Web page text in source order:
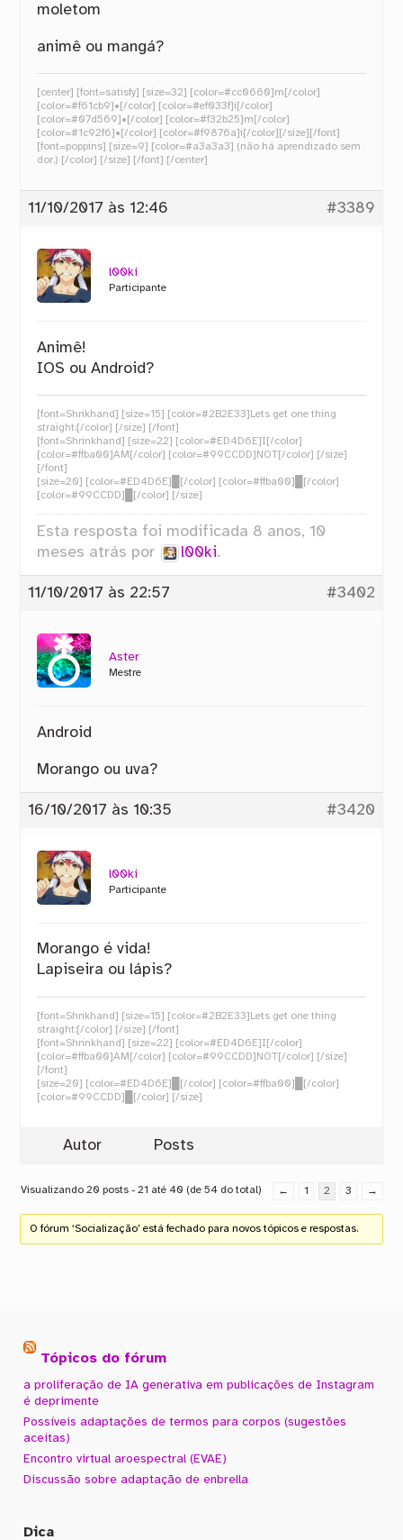
moletom
animê ou mangá?
[center] [font=satisfy] [size=32] [color=#cc0660]m[/color]
[color=#f61cb9]•[/color] [color=#ef033f]i[/color]
[color=#07d569]•[/color] [color=#f32b25]m[/color]
[color=#1c92f6]•[/color] [color=#f9876a]i[/color][/size][/font]
[font=poppins] [size=9] [color=#a3a3a3] (não há aprendizado sem
dor.) [/color] [/size] [/font] [/center]
11/10/2017 às 12:46 #3389
l00ki
Participante
Animê!
IOS ou Android?
[font=Shrikhand] [size=15] [color=#2B2E33]Lets get one thing
straight:[/color] [/size] [/font]
[font=Shrinkhand] [size=22] [color=#ED4D6E]I[/color]
[color=#ffba00]AM[/color] [color=#99CCDD]NOT[/color] [/size]
[/font]
[size=20] [color=#ED4D6E]█[/color] [color=#ffba00]█[/color]
[color=#99CCDD]█[/color] [/size]
Esta resposta foi modificada 8 anos, 10
meses atrás por
l00ki.
11/10/2017 às 22:57 #3402
Aster
Mestre
Android
Morango ou uva?
16/10/2017 às 10:35 #3420
l00ki
Participante
Morango é vida!
Lapiseira ou lápis?
[font=Shrikhand] [size=15] [color=#2B2E33]Lets get one thing
straight:[/color] [/size] [/font]
[font=Shrinkhand] [size=22] [color=#ED4D6E]I[/color]
[color=#ffba00]AM[/color] [color=#99CCDD]NOT[/color] [/size]
[/font]
[size=20] [color=#ED4D6E]█[/color] [color=#ffba00]█[/color]
[color=#99CCDD]█[/color] [/size]
Autor Posts
Visualizando 20 posts - 21 até 40 (de 54 do total) ← 1 2 3 →
O fórum ‘Socialização’ está fechado para novos tópicos e respostas.
Tópicos do fórum
a proliferação de IA generativa em publicações de Instagram
é deprimente
Possíveis adaptações de termos para corpos (sugestões
aceitas)
Encontro virtual aroespectral (EVAE)
Discussão sobre adaptação de enbrella
Dica